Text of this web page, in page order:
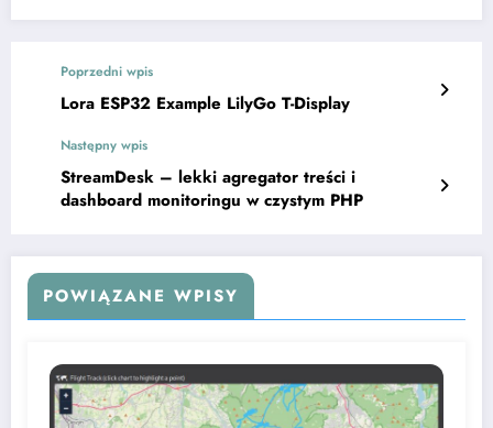
Poprzedni wpis
Lora ESP32 Example LilyGo T-Display
Następny wpis
StreamDesk – lekki agregator treści i
dashboard monitoringu w czystym PHP
POWIĄZANE WPISY